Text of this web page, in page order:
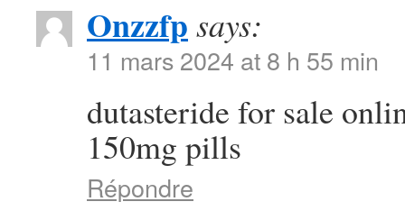
Onzzfp says:
11 mars 2024 at 8 h 55 min
dutasteride for sale
150mg pills
Répondre